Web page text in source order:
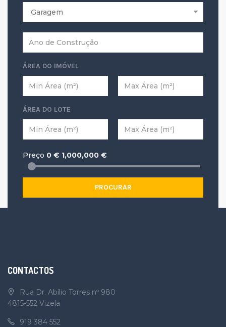
ÁREA DO IMÓVEL
ÁREA DO LOTE
Preço 0 € 1,000,000 €
PROCURAR
CONTACTOS
Rua Dr. Abílio Torres nº 980
4815-552 Vizela
919 384 552